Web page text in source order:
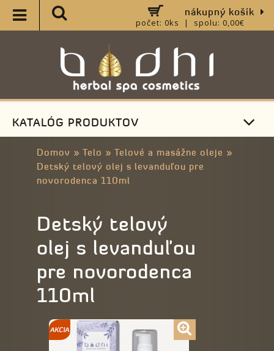
nákupný košík
počet: 0ks | spolu: 0,00€
KATALÓG PRODUKTOV
Domov » Telo » Telové a masážne oleje »
Detský telový olej s levanduľou pre
novorodenca 110ml
Detský telový
olej s levanduľou
pre novorodenca
110ml